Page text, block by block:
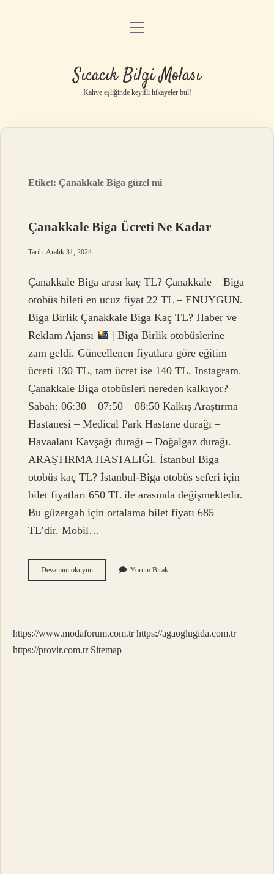
Anasayfa
Yasal Uyarı
menüyü
Sıcacık Bilgi Molası
Kahve eşliğinde keyifli hikayeler bul!
Etiket:Çanakkale Biga güzel mi
Çanakkale Biga Ücreti Ne Kadar
Tarih: Aralık 31, 2024
Çanakkale Biga arası kaç TL? Çanakkale – Biga
otobüs bileti en ucuz fiyat 22 TL – ENUYGUN.
Biga Birlik Çanakkale Biga Kaç TL? Haber ve
Reklam Ajansı
| Biga Birlik otobüslerine
zam geldi. Güncellenen fiyatlara göre eğitim
ücreti 130 TL, tam ücret ise 140 TL. Instagram.
Çanakkale Biga otobüsleri nereden kalkıyor?
Sabah: 06:30 – 07:50 – 08:50 Kalkış Araştırma
Hastanesi – Medical Park Hastane durağı –
Havaalanı Kavşağı durağı – Doğalgaz durağı.
ARAŞTIRMA HASTALIĞI. İstanbul Biga
otobüs kaç TL? İstanbul-Biga otobüs seferi için
bilet fiyatları 650 TL ile arasında değişmektedir.
Bu güzergah için ortalama bilet fiyatı 685
TL’dir. Mobil…
Devamını okuyunÇanakkale
Biga
Yorum Bırak
https://www.modaforum.com.tr https://agaoglugida.com.tr
https://provir.com.tr Sitemap